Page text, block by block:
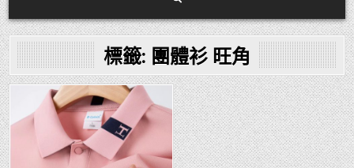
標籤: 團體衫 旺角
Posted
in